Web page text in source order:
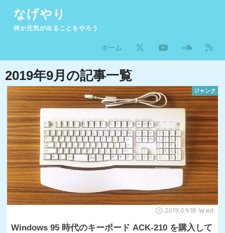
なげやり
何か元気が出ることをやろう
ホーム
2019年9月の記事一覧
ジャンク
2019.09.18 Wed
Windows 95 時代のキーボード ACK-210 を購入して